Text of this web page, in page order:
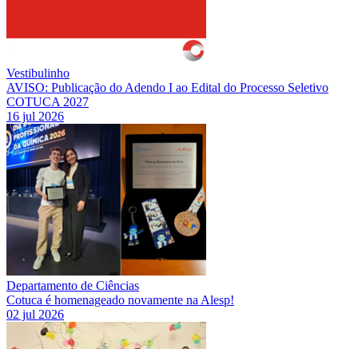
Vestibulinho
AVISO: Publicação do Adendo I ao Edital do Processo Seletivo
COTUCA 2027
16 jul 2026
Departamento de Ciências
Cotuca é homenageado novamente na Alesp!
02 jul 2026